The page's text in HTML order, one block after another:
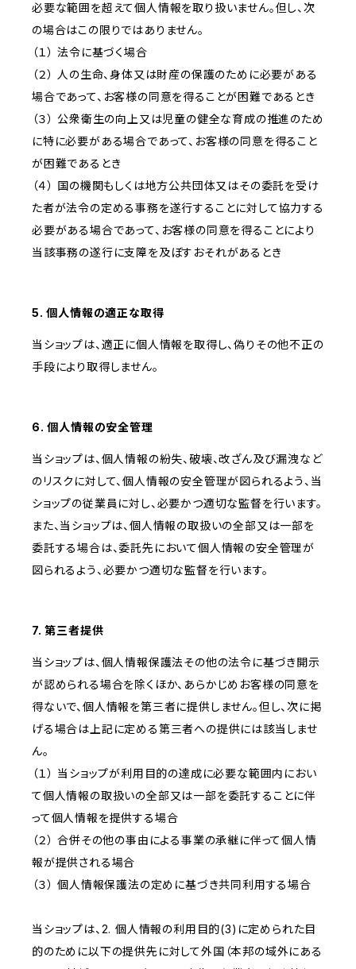
必要な範囲を超えて個人情報を取り扱いません。但し、次
の場合はこの限りではありません。
（１） 法令に基づく場合
（２） 人の生命、身体又は財産の保護のために必要がある
場合であって、お客様の同意を得ることが困難であるとき
（３） 公衆衛生の向上又は児童の健全な育成の推進のため
に特に必要がある場合であって、お客様の同意を得ること
が困難であるとき
（４） 国の機関もしくは地方公共団体又はその委託を受け
た者が法令の定める事務を遂行することに対して協力する
必要がある場合であって、お客様の同意を得ることにより
当該事務の遂行に支障を及ぼすおそれがあるとき
5. 個人情報の適正な取得
当ショップは、適正に個人情報を取得し、偽りその他不正の
手段により取得しません。
6. 個人情報の安全管理
当ショップは、個人情報の紛失、破壊、改ざん及び漏洩など
のリスクに対して、個人情報の安全管理が図られるよう、当
ショップの従業員に対し、必要かつ適切な監督を行います。
また、当ショップは、個人情報の取扱いの全部又は一部を
委託する場合は、委託先において個人情報の安全管理が
図られるよう、必要かつ適切な監督を行います。
7. 第三者提供
当ショップは、個人情報保護法その他の法令に基づき開示
が認められる場合を除くほか、あらかじめお客様の同意を
得ないで、個人情報を第三者に提供しません。但し、次に掲
げる場合は上記に定める第三者への提供には該当しませ
ん。
（１） 当ショップが利用目的の達成に必要な範囲内におい
て個人情報の取扱いの全部又は一部を委託することに伴
って個人情報を提供する場合
（２） 合併その他の事由による事業の承継に伴って個人情
報が提供される場合
（３） 個人情報保護法の定めに基づき共同利用する場合
当ショップは、2. 個人情報の利用目的(3)に定められた目
的のために以下の提供先に対して外国（本邦の域外にある